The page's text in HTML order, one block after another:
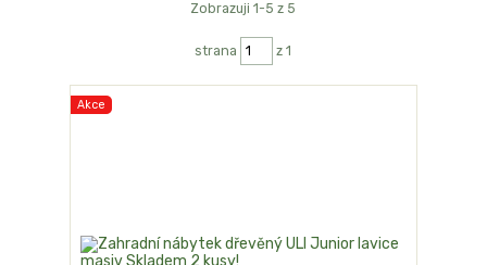
Zobrazuji 1-5 z 5
strana z 1
Akce